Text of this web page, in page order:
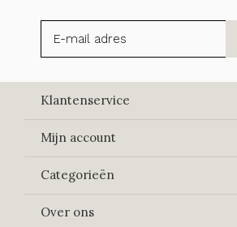
Klantenservice
Mijn account
Categorieën
Over ons